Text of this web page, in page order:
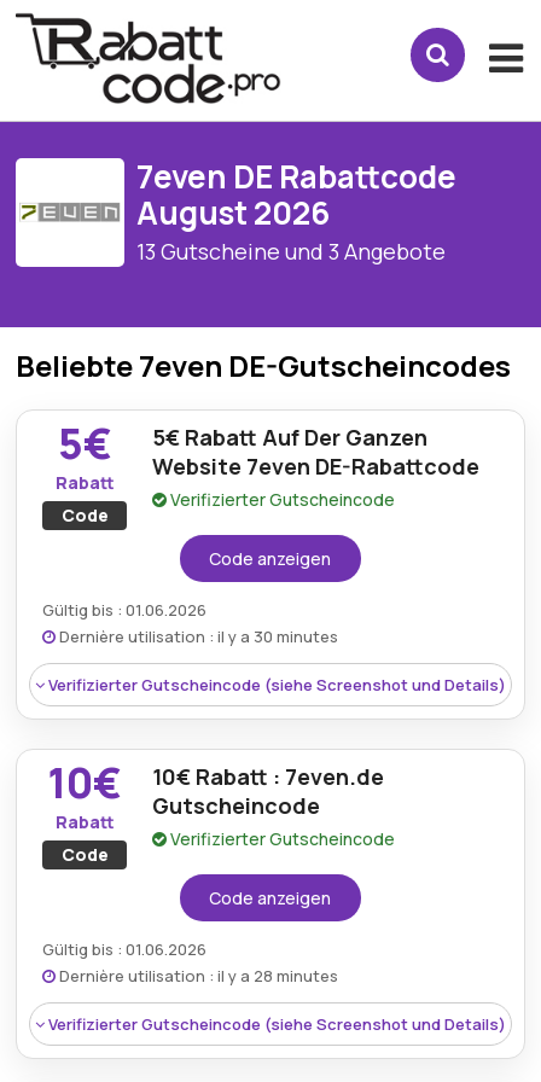
7even DE Rabattcode
August 2026
13 Gutscheine und 3 Angebote
Beliebte 7even DE-Gutscheincodes
5€
Rabatt
Code
5€ Rabatt Auf Der Ganzen
Website 7even DE-Rabattcode
Verifizierter Gutscheincode
Code anzeigen
Gültig bis : 01.06.2026
Dernière utilisation : il y a 30 minutes
Verifizierter Gutscheincode (siehe Screenshot und Details)
Rabatt:Erhalten Sie mit dem 7even DE-
10€
Rabatt
Code
10€ Rabatt : 7even.de
Gutscheincode
Verifizierter Gutscheincode
Code anzeigen
Gültig bis : 01.06.2026
Dernière utilisation : il y a 28 minutes
Verifizierter Gutscheincode (siehe Screenshot und Details)